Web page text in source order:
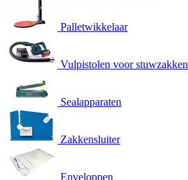
Palletwikkelaar
Vulpistolen voor stuwzakken
Sealapparaten
Zakkensluiter
Enveloppen